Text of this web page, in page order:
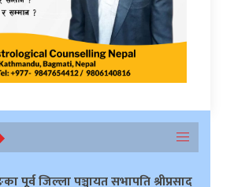
पूर्व जिल्ला पञ्चायत सभापति श्रीप्रसाद